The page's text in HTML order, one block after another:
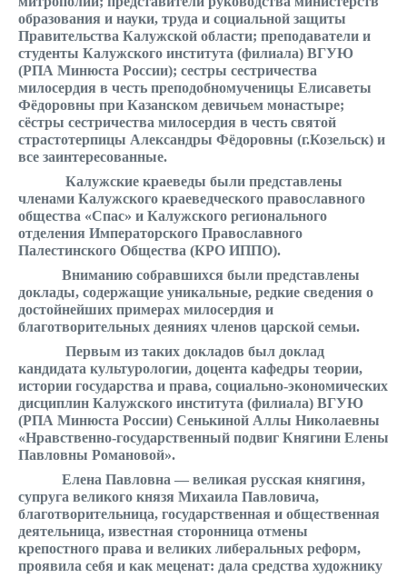
образования и науки, труда и социальной защиты
Правительства Калужской области; преподаватели и
студенты Калужского института (филиала) ВГУЮ
(РПА Минюста России); сестры сестричества
милосердия в честь преподобномученицы Елисаветы
Фёдоровны при Казанском девичьем монастыре;
сёстры сестричества милосердия в честь святой
страстотерпицы Александры Фёдоровны (г.Козельск) и
все заинтересованные.
Калужские краеведы были представлены
членами Калужского краеведческого православного
общества «Спас» и Калужского регионального
отделения Императорского Православного
Палестинского Общества (КРО ИППО).
Вниманию собравшихся были представлены
доклады, содержащие уникальные, редкие сведения о
достойнейших примерах милосердия и
благотворительных деяниях членов царской семьи.
Первым из таких докладов был доклад
кандидата культурологии, доцента кафедры теории,
истории государства и права, социально-экономических
дисциплин Калужского института (филиала) ВГУЮ
(РПА Минюста России) Сенькиной Аллы Николаевны
«Нравственно-государственный подвиг Княгини Елены
Павловны Романовой».
Елена Павловна — великая русская княгиня,
супруга великого князя Михаила Павловича,
благотворительница, государственная и общественная
деятельница, известная сторонница отмены
крепостного права и великих либеральных реформ,
проявила себя и как меценат: дала средства художнику